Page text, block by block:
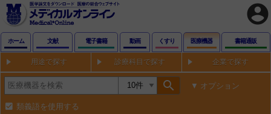
account_circle
ホーム 文献 電子書籍 動画 くすり 医療機器 書籍通販
用途で探す 診療科目で探す 企業で探す
search オプション
類義語を使用する